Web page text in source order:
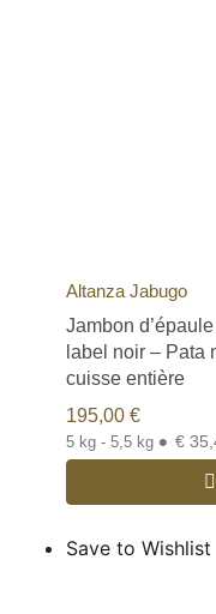
Altanza Jabugo
Jambon
label noir – Pata
cuisse entière
195,00 €
5 kg - 5,5 kg •
Save to Wishlist